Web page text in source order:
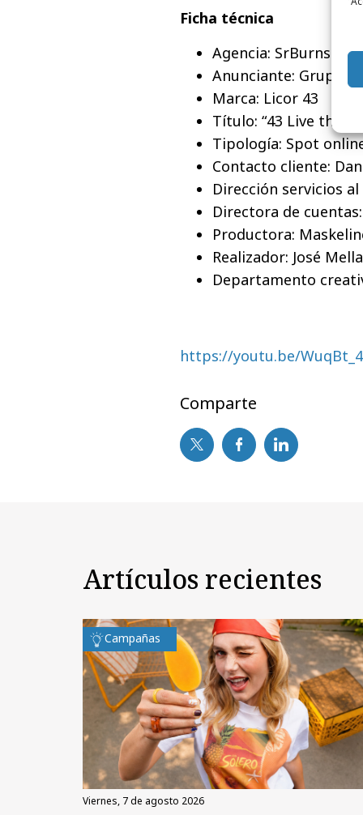
Ficha técnica
Agencia: SrBurns
Anunciante: Grupo
Marca: Licor 43
Título: “43 Live the
Tipología: Spot
Contacto cliente:
Dirección servicios
Directora de
Productora:
Realizador: José
Departamento
https://youtu.be/
Comparte
Artículos recientes
Campañas
viernes, 7 de agosto 2026